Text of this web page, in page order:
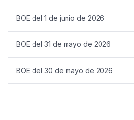
BOE del 1 de junio de 2026
BOE del 31 de mayo de 2026
BOE del 30 de mayo de 2026